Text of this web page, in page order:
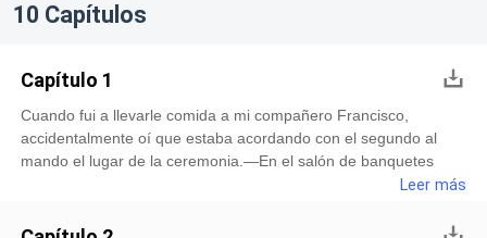
10 Capítulos
Capítulo 1
Cuando fui a llevarle comida a mi compañero Francisco,
accidentalmente oí que estaba acordando con el segundo al
mando el lugar de la ceremonia.—En el salón de banquetes
deben haber una infinidad de rosas luminosas, la alfombra debe
colorido fantástico...Todo eso era lo que yo le había mencionado
Leer más